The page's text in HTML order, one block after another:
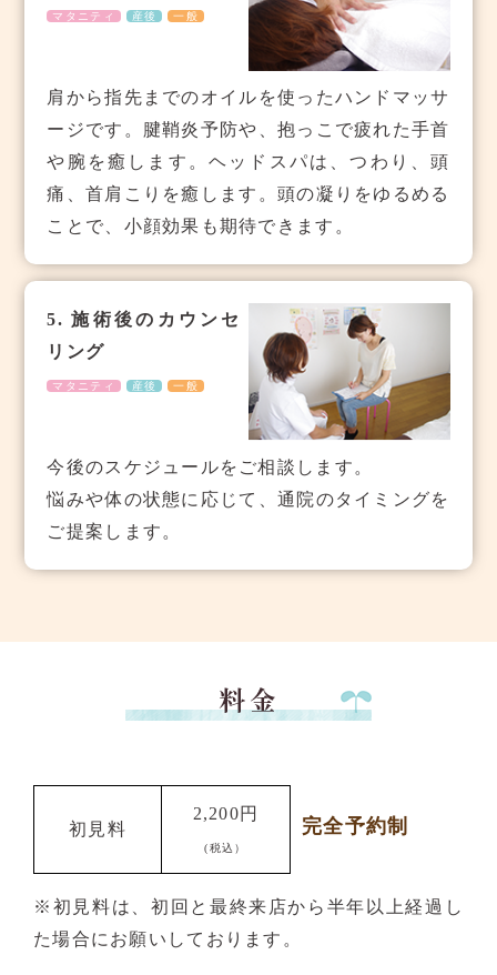
マタニティ 産後 一般
肩から指先までのオイルを使ったハンドマッサ
ージです。腱鞘炎予防や、抱っこで疲れた手首
や腕を癒します。ヘッドスパは、つわり、頭
痛、首肩こりを癒します。頭の凝りをゆるめる
ことで、小顔効果も期待できます。
5. 施術後のカウンセ
リング
マタニティ 産後 一般
今後のスケジュールをご相談します。
悩みや体の状態に応じて、通院のタイミングを
ご提案します。
初見料
2,200円
(税込）
完全予約制
※初見料は、初回と最終来店から半年以上経過し
た場合にお願いしております。